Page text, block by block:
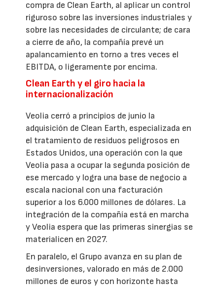
compra de Clean Earth, al aplicar un control
riguroso sobre las inversiones industriales y
sobre las necesidades de circulante; de cara
a cierre de año, la compañía prevé un
apalancamiento en torno a tres veces el
EBITDA, o ligeramente por encima.
Clean Earth y el giro hacia la
internacionalización
Veolia cerró a principios de junio la
adquisición de Clean Earth, especializada en
el tratamiento de residuos peligrosos en
Estados Unidos, una operación con la que
Veolia pasa a ocupar la segunda posición de
ese mercado y logra una base de negocio a
escala nacional con una facturación
superior a los 6.000 millones de dólares. La
integración de la compañía está en marcha
y Veolia espera que las primeras sinergias se
materialicen en 2027.
En paralelo, el Grupo avanza en su plan de
desinversiones, valorado en más de 2.000
millones de euros y con horizonte hasta